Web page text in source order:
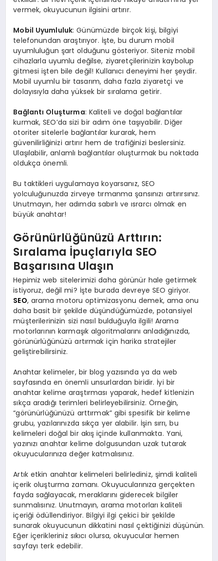
vermek, okuyucunun ilgisini artırır.
Mobil Uyumluluk: Günümüzde birçok kişi, bilgiyi
telefonundan araştırıyor. İşte, bu durum mobil
uyumluluğun şart olduğunu gösteriyor. Siteniz mobil
cihazlarla uyumlu değilse, ziyaretçilerinizin kaybolup
gitmesi işten bile değil! Kullanıcı deneyimi her şeydir.
Mobil uyumlu bir tasarım, daha fazla ziyaretçi ve
dolayısıyla daha yüksek bir sıralama getirir.
Bağlantı Oluşturma: Kaliteli ve doğal bağlantılar
kurmak, SEO’da sizi bir adım öne taşıyabilir. Diğer
otoriter sitelerle bağlantılar kurarak, hem
güvenilirliğinizi artırır hem de trafiğinizi beslersiniz.
Ulaşılabilir, anlamlı bağlantılar oluşturmak bu noktada
oldukça önemli.
Bu taktikleri uygulamaya koyarsanız, SEO
yolculuğunuzda zirveye tırmanma şansınızı artırırsınız.
Unutmayın, her adımda sabırlı ve ısrarcı olmak en
büyük anahtar!
Görünürlüğünüzü Arttırın:
Sıralama İpuçlarıyla SEO
Başarısına Ulaşın
Hepimiz web sitelerimizi daha görünür hale getirmek
istiyoruz, değil mi? İşte burada devreye SEO giriyor.
SEO, arama motoru optimizasyonu demek, ama onu
daha basit bir şekilde düşündüğümüzde, potansiyel
müşterilerinizin sizi nasıl bulduğuyla ilgili! Arama
motorlarının karmaşık algoritmalarını anladığınızda,
görünürlüğünüzü artırmak için harika stratejiler
geliştirebilirsiniz.
Anahtar kelimeler, bir blog yazısında ya da web
sayfasında en önemli unsurlardan biridir. İyi bir
anahtar kelime araştırması yaparak, hedef kitlenizin
sıkça aradığı terimleri belirleyebilirsiniz. Örneğin,
“görünürlüğünüzü arttırmak” gibi spesifik bir kelime
grubu, yazılarınızda sıkça yer alabilir. İşin sırrı, bu
kelimeleri doğal bir akış içinde kullanmakta. Yani,
yazınızı anahtar kelime dolgusundan uzak tutarak
okuyucularınıza değer katmalısınız.
Artık etkin anahtar kelimeleri belirlediniz, şimdi kaliteli
içerik oluşturma zamanı. Okuyucularınıza gerçekten
fayda sağlayacak, meraklarını giderecek bilgiler
sunmalısınız. Unutmayın, arama motorları kaliteli
içeriği ödüllendiriyor. Bilgiyi ilgi çekici bir şekilde
sunarak okuyucunun dikkatini nasıl çektiğinizi düşünün.
Eğer içerikleriniz sıkıcı olursa, okuyucular hemen
sayfayı terk edebilir.